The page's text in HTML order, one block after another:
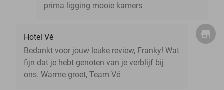
prima ligging mooie kamers
Hotel Vé
Bedankt voor jouw leuke review, Franky! Wat
fijn dat je hebt genoten van je verblijf bij
ons. Warme groet, Team Vé